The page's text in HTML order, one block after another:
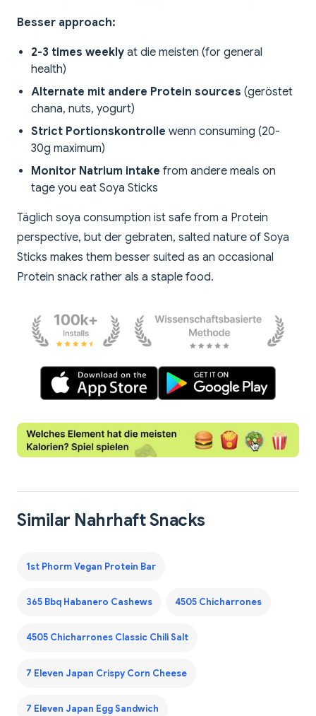
Besser approach:
2-3 times weekly at die meisten (for general
health)
Alternate mit andere Protein sources (geröstet
chana, nuts, yogurt)
Strict Portionskontrolle wenn consuming (20-
30g maximum)
Monitor Natrium intake from andere meals on
tage you eat Soya Sticks
Täglich soya consumption ist safe from a Protein
perspective, but der gebraten, salted nature of Soya
Sticks makes them besser suited as an occasional
Protein snack rather als a staple food.
Similar Nahrhaft Snacks
1st Phorm Vegan Protein Bar
365 Bbq Habanero Cashews 4505 Chicharrones
4505 Chicharrones Classic Chili Salt
7 Eleven Japan Crispy Corn Cheese
7 Eleven Japan Egg Sandwich